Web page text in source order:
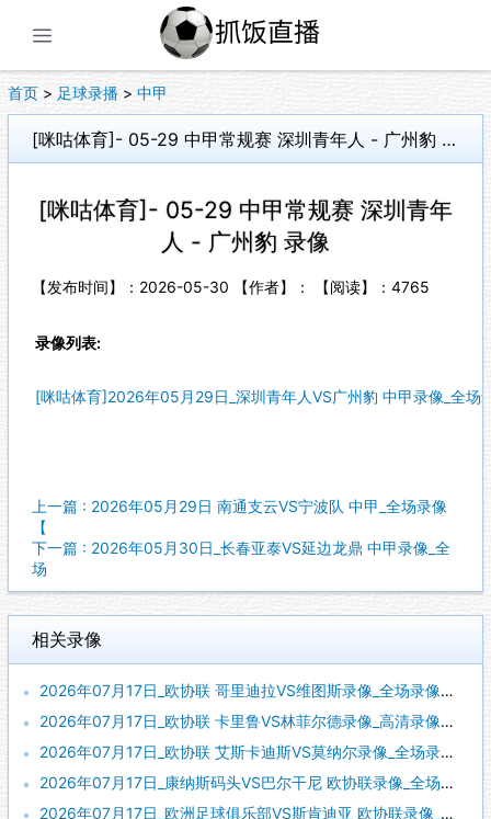
首页 > 足球录播 > 中甲
[咪咕体育]- 05-29 中甲常规赛 深圳青年人 - 广州豹 录像
[咪咕体育]- 05-29 中甲常规赛 深圳青年
人 - 广州豹 录像
【发布时间】：2026-05-30 【作者】： 【阅读】： 4765
录像列表:
[咪咕体育]2026年05月29日_深圳青年人VS广州豹 中甲录像_全场
上一篇 : 2026年05月29日 南通支云VS宁波队 中甲_全场录像
【
下一篇 : 2026年05月30日_长春亚泰VS延边龙鼎 中甲录像_全
场
相关录像
2026年07月17日_欧协联 哥里迪拉VS维图斯录像_全场录像【高清回放】
2026年07月17日_欧协联 卡里鲁VS林菲尔德录像_高清录像【全场回放】
2026年07月17日_欧协联 艾斯卡迪斯VS莫纳尔录像_全场录像【视频集锦】
2026年07月17日_康纳斯码头VS巴尔干尼 欧协联录像_全场录像【视频集锦】
2026年07月17日_欧洲足球俱乐部VS斯肯迪亚 欧协联录像_高清录像【全场回放】